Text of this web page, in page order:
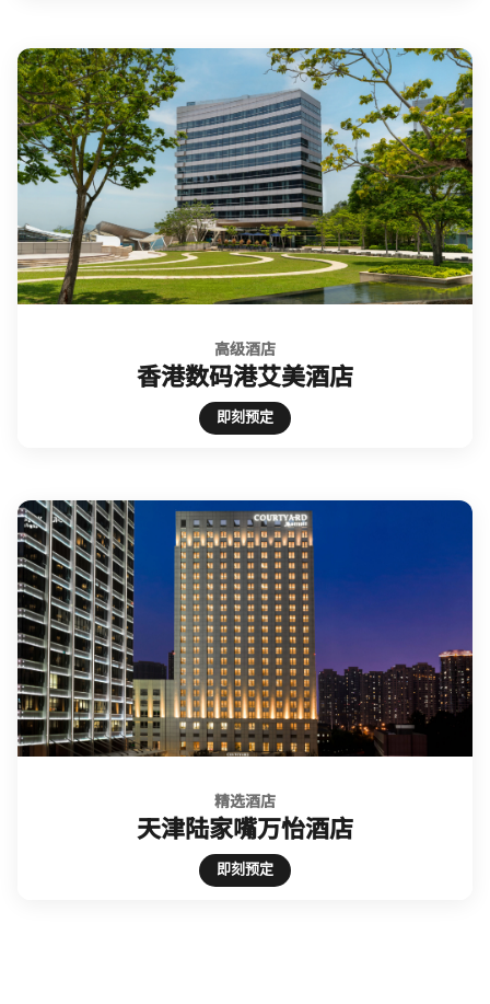
高级酒店
香港数码港艾美酒店
即刻预定Open in New Tab
精选酒店
天津陆家嘴万怡酒店
即刻预定Open in New Tab